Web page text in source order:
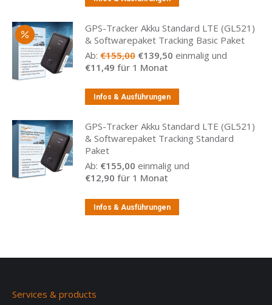
GPS-Tracker Akku Standard LTE (GL521)
& Softwarepaket Tracking Basic Paket
Ab: €155,00 Ursprünglicher
Preis
€155,00
€139,50 Aktueller
€139,50.
einmalig und
€11,49 für 1 Monat
Infos & Ausführungen
GPS-Tracker Akku Standard LTE (GL521)
& Softwarepaket Tracking Standard
Paket
Ab: €155,00 einmalig und
€12,90 für 1 Monat
Infos & Ausführungen
Services & products